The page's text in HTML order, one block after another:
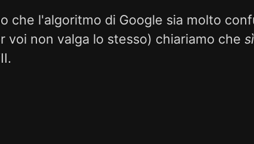
che l'algoritmo di Google sia molto
voi non valga lo stesso) chiariamo che sì